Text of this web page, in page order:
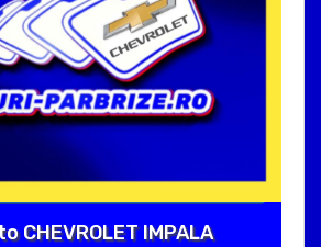
CHEVROLET IMPALA